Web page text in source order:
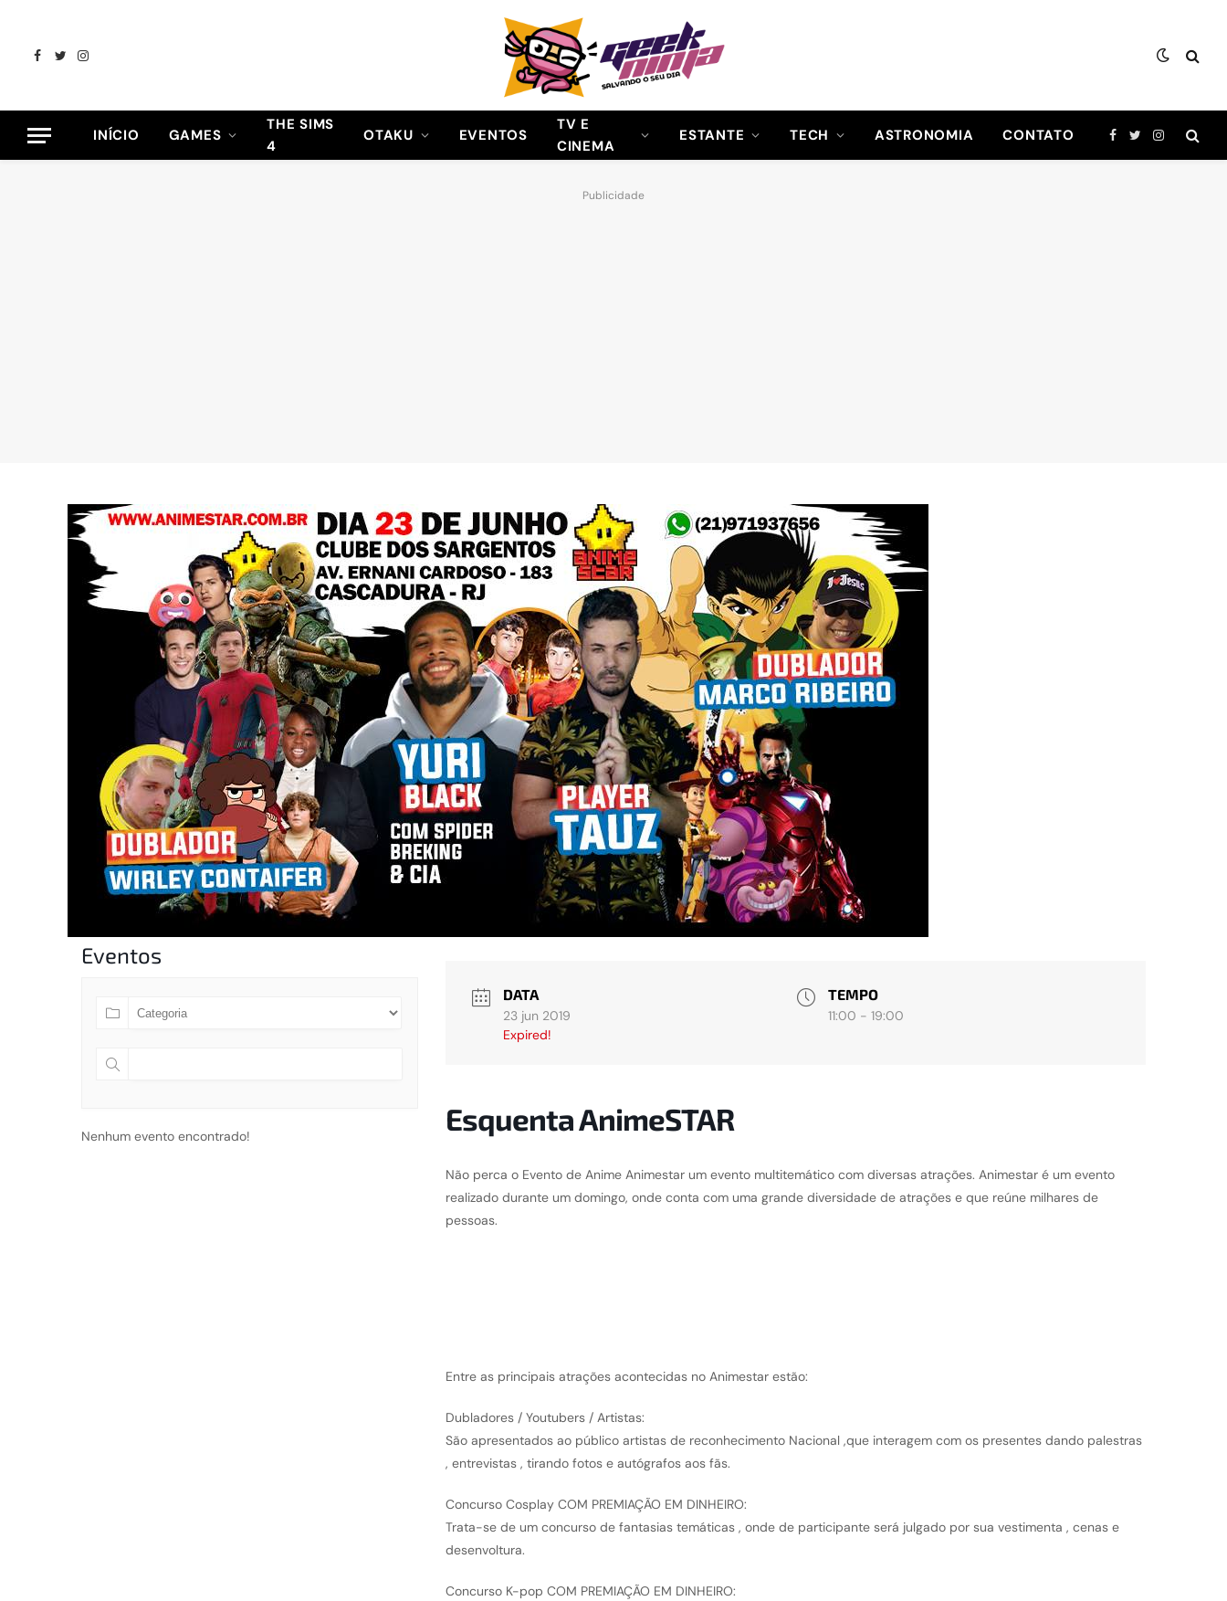
Facebook
TwitterInstagram
INÍCIO GAMES
THE SIMS
4
OTAKU EVENTOS
TV E
CINEMA
ESTANTE TECH ASTRONOMIA CONTATO Facebook
TwitterInstagram
Publicidade
Eventos
Nenhum evento encontrado!
DATA
23 jun 2019
Expired!
TEMPO
11:00 - 19:00
Esquenta AnimeSTAR
Não perca o Evento de Anime Animestar um evento multitemático com diversas atrações. Animestar é um evento
realizado durante um domingo, onde conta com uma grande diversidade de atrações e que reúne milhares de
pessoas.
Entre as principais atrações acontecidas no Animestar estão:
Dubladores / Youtubers / Artistas:
São apresentados ao público artistas de reconhecimento Nacional ,que interagem com os presentes dando palestras
, entrevistas , tirando fotos e autógrafos aos fãs.
Concurso Cosplay COM PREMIAÇÃO EM DINHEIRO:
Trata-se de um concurso de fantasias temáticas , onde de participante será julgado por sua vestimenta , cenas e
desenvoltura.
Concurso K-pop COM PREMIAÇÃO EM DINHEIRO: